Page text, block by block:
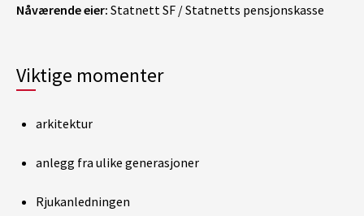
Nåværende eier: Statnett SF / Statnetts pensjonskasse
Viktige momenter
arkitektur
anlegg fra ulike generasjoner
Rjukanledningen